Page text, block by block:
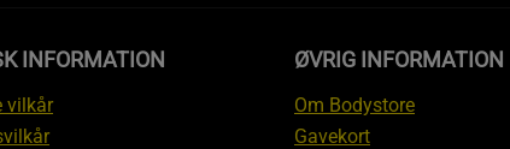
INFORMATION
vilkår
ØVRIG INFORMATION
Om Bodystore
Gavekort